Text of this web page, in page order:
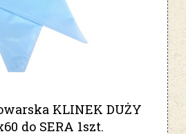
KLINEK DUŻY
do SERA 1szt.